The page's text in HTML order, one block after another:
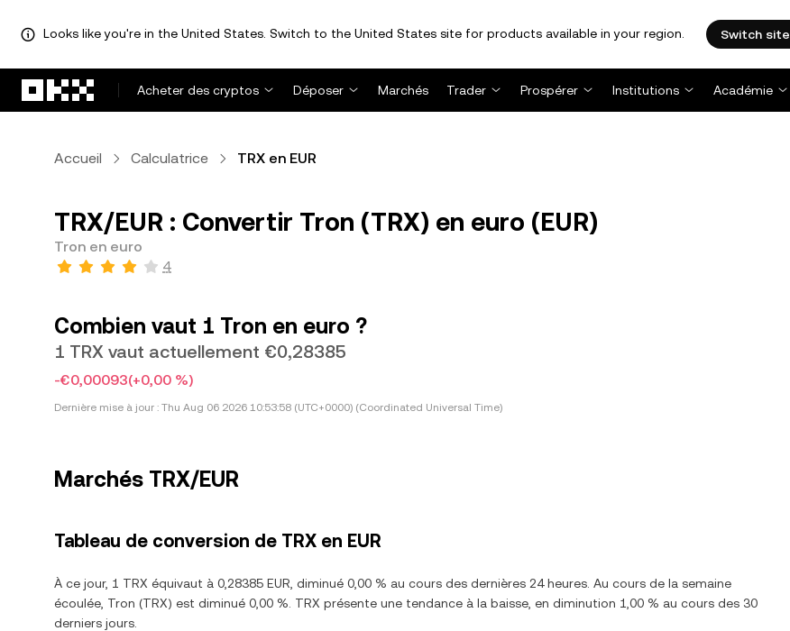
Looks like you're in the United States. Switch to the United States site for products available in your region. Switch site
Acheter des cryptos
Déposer Marchés Trader Prospérer Institutions Académie
Accueil Calculatrice TRX en EUR
TRX/EUR : Convertir Tron (TRX) en euro (EUR)
Tron en euro
4
Combien vaut 1 Tron en euro ?
1 TRX vaut actuellement €0,28385
-€0,00093(+0,00 %)
Dernière mise à jour : Thu Aug 06 2026 10:53:58 (UTC+0000) (Coordinated Universal Time)
Marchés TRX/EUR
Tableau de conversion de TRX en EUR
À ce jour, 1 TRX équivaut à 0,28385 EUR, diminué 0,00 % au cours des dernières 24 heures. Au cours de la semaine
écoulée, Tron (TRX) est diminué 0,00 %. TRX présente une tendance à la baisse, en diminution 1,00 % au cours des 30
derniers jours.